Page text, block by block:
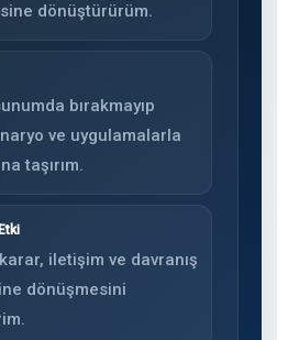
dönüştürürüm.
bırakmayıp
ve uygulamalarla
taşırım.
iletişim ve davranış
dönüşmesini